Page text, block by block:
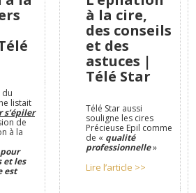
du
listait
s’épiler
de
à la
et les
est
à la cire,
des conseils
et des
astuces |
Télé Star
Télé Star aussi
souligne les cires
Précieuse Epil comme
de « qualité
professionnelle»
Lire l’article >>